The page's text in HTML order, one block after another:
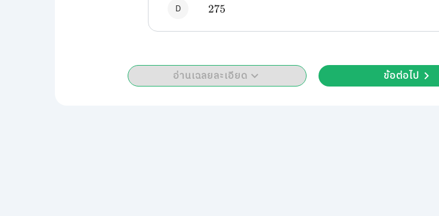
D 275
อ่านเฉลยละเอียด ข้อต่อไป